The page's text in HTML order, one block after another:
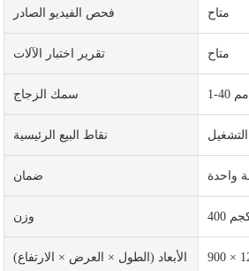
فحص الفيديو الصادر متاح
تقرير اختبار الآلات متاح
سمك الزجاج 1-40 مم
نقاط البيع الرئيسية
ضمان واحدة
وزن كجم
الأبعاد (الطول × العرض × الارتفاع)